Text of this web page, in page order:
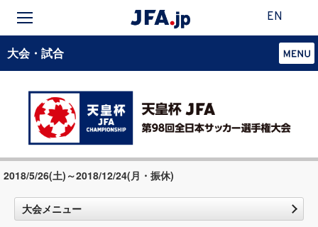
EN
大会・試合
2018/5/26(土)～2018/12/24(月・振休)
大会メニュー